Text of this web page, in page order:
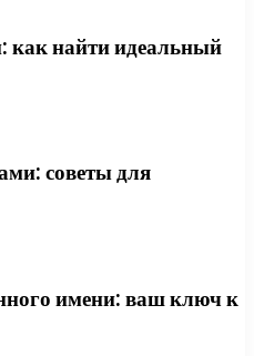
как найти идеальный
советы для
имени: ваш ключ к